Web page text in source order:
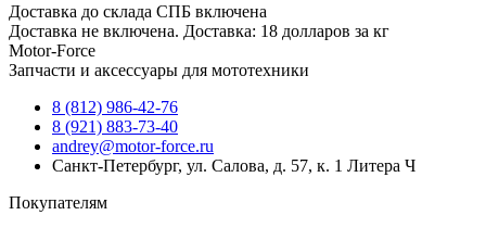
Доставка до склада СПБ включена
Доставка не включена. Доставка: 18 долларов за кг
Motor-Force
Запчасти и аксессуары для мототехники
8 (812) 986-42-76
8 (921) 883-73-40
andrey@motor-force.ru
Санкт-Петербург, ул. Салова, д. 57, к. 1 Литера Ч
Покупателям